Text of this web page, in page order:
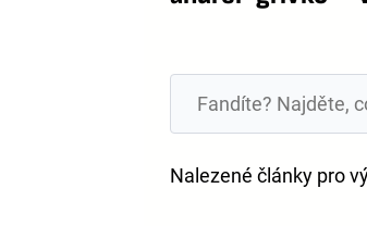
Nalezené články pro